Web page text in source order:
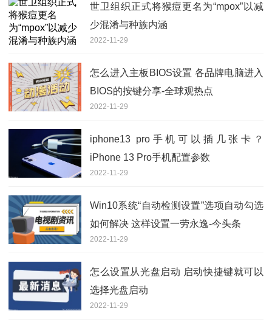
世卫组织正式将猴痘更名为“mpox”以减
少混淆与种族内涵
2022-11-29
怎么进入主板BIOS设置 各品牌电脑进入
BIOS的按键分享-全球观热点
2022-11-29
iphone13 pro手机可以插几张卡？
iPhone 13 Pro手机配置参数
2022-11-29
Win10系统“自动检测设置”选项自动勾选
如何解决 这样设置一劳永逸-今头条
2022-11-29
怎么设置从光盘启动 启动快捷键就可以
选择光盘启动
2022-11-29